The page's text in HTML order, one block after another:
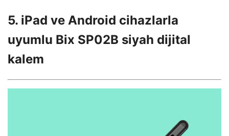
5. iPad ve Android cihazlarla
uyumlu Bix SP02B siyah dijital
kalem